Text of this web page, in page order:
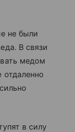
не были
В связи
медом
в силу